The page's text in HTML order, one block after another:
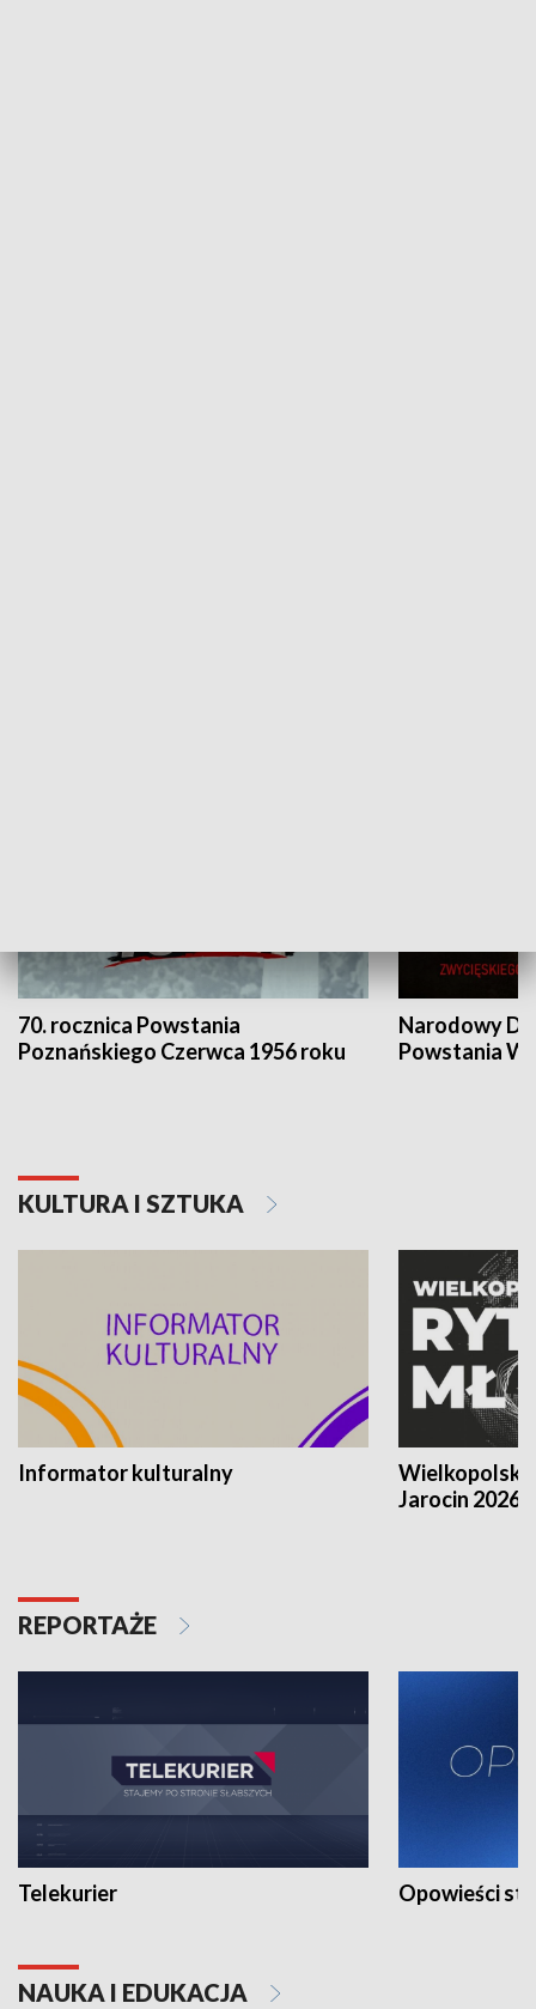
70. rocznica Powstania
Poznańskiego Czerwca 1956 roku
Narodowy
Powstania
KULTURA I SZTUKA
Informator kulturalny
Jarocin 2026
REPORTAŻE
Telekurier Opowieści
NAUKA I EDUKACJA